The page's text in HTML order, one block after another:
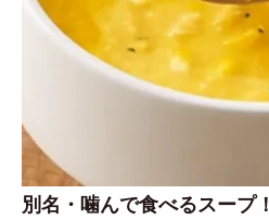
別名・噛んで食べるスープ！